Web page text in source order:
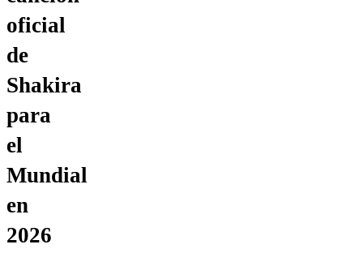
oficial
de
Shakira
para
el
Mundial
en
2026